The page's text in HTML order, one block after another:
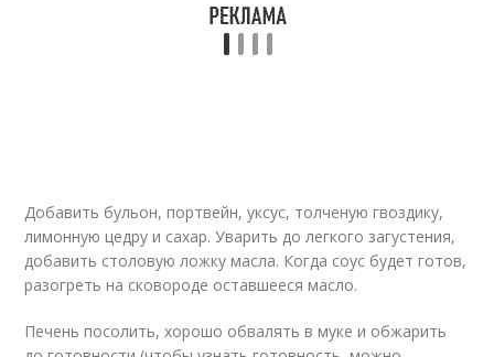
Добавить бульон, портвейн, уксус, толченую гвоздику,
лимонную цедру и сахар. Уварить до легкого загустения,
добавить столовую ложку масла. Когда соус будет готов,
разогреть на сковороде оставшееся масло.
Печень посолить, хорошо обвалять в муке и обжарить